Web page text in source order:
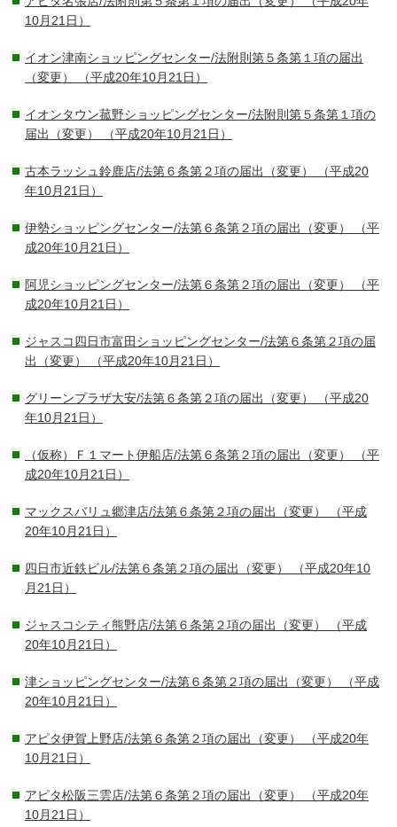
10月21日）
イオン津南ショッピングセンター/法附則第５条第１項の届出
（変更）
（平成20年10月21日）
イオンタウン菰野ショッピングセンター/法附則第５条第１項の
届出（変更）
（平成20年10月21日）
古本ラッシュ鈴鹿店/法第６条第２項の届出（変更）
（平成20
年10月21日）
伊勢ショッピングセンター/法第６条第２項の届出（変更）
（平
成20年10月21日）
阿児ショッピングセンター/法第６条第２項の届出（変更）
（平
成20年10月21日）
ジャスコ四日市富田ショッピングセンター/法第６条第２項の届
出（変更）
（平成20年10月21日）
グリーンプラザ大安/法第６条第２項の届出（変更）
（平成20
年10月21日）
（仮称）Ｆ１マート伊船店/法第６条第２項の届出（変更）
（平
成20年10月21日）
マックスバリュ郷津店/法第６条第２項の届出（変更）
（平成
20年10月21日）
四日市近鉄ビル/法第６条第２項の届出（変更）
（平成20年10
月21日）
ジャスコシティ熊野店/法第６条第２項の届出（変更）
（平成
20年10月21日）
津ショッピングセンター/法第６条第２項の届出（変更）
（平成
20年10月21日）
アピタ伊賀上野店/法第６条第２項の届出（変更）
（平成20年
10月21日）
アピタ松阪三雲店/法第６条第２項の届出（変更）
（平成20年
10月21日）